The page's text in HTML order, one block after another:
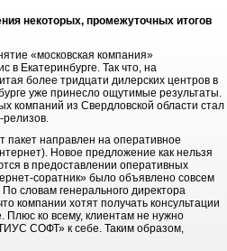
некоторых, промежуточных итогов
«московская компания»
Екатеринбурге. Так что, на
более тридцати дилерских центров в
уже принесло ощутимые результаты.
компаний из Свердловской области стал
пакет направлен на оперативное
Новое предложение как нельзя
в предоставлении оперативных
соратник» было объявлено совсем
словам генерального директора
компании хотят получать консультации
Плюс ко всему, клиентам не нужно
СОФТ» к себе. Таким образом,